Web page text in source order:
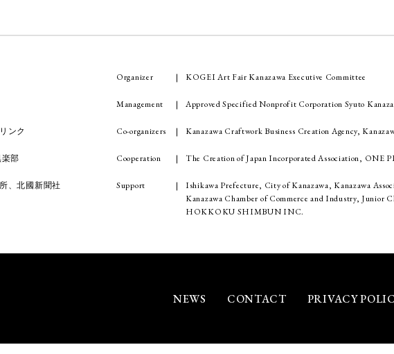
ンク
部
、北國新聞社
Organizer KOGEI Art Fair Kanazawa Executive Committee
Management Approved Specified Nonprofit Corporation Syuto
Co-organizers Kanazawa Craftwork Business Creation Agency,
Cooperation The Creation of Japan Incorporated Association, ONE
Support
Ishikawa Prefecture, City of Kanazawa, Kanazawa
Kanazawa Chamber of Commerce and Industry, Junior
HOKKOKU SHIMBUN INC.
NEWS CONTACT PRIVACY